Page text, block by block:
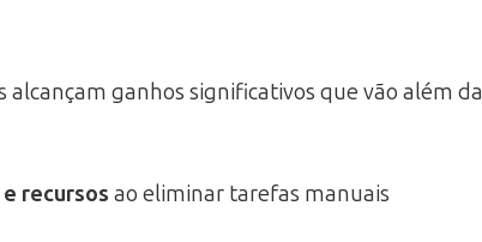
ganhos significativos que vão além da
recursos ao eliminar tarefas manuais